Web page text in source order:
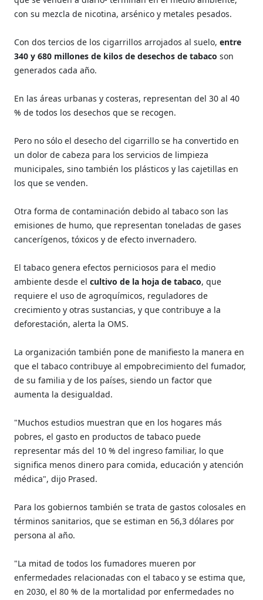
con su mezcla de nicotina, arsénico y metales pesados.
Con dos tercios de los cigarrillos arrojados al suelo,entre
340 y 680 millones de kilos de desechos de tabaco son
generados cada año.
En las áreas urbanas y costeras, representan del 30 al 40
% de todos los desechos que se recogen.
Pero no sólo el desecho del cigarrillo se ha convertido en
un dolor de cabeza para los servicios de limpieza
municipales, sino también los plásticos y las cajetillas en
los que se venden.
Otra forma de contaminación debido al tabaco son las
emisiones de humo, que representan toneladas de gases
cancerígenos, tóxicos y de efecto invernadero.
El tabaco genera efectos perniciosos para el medio
ambiente desde elcultivo de la hoja de tabaco, que
requiere el uso de agroquímicos, reguladores de
crecimiento y otras sustancias, y que contribuye a la
deforestación, alerta la OMS.
La organización también pone de manifiesto la manera en
que el tabaco contribuye al empobrecimiento del fumador,
de su familia y de los países, siendo un factor que
aumenta la desigualdad.
"Muchos estudios muestran que en los hogares más
pobres, el gasto en productos de tabaco puede
representar más del 10 % del ingreso familiar, lo que
significa menos dinero para comida, educación y atención
médica", dijo Prased.
Para los gobiernos también se trata de gastos colosales en
términos sanitarios, que se estiman en 56,3 dólares por
persona al año.
"La mitad de todos los fumadores mueren por
enfermedades relacionadas con el tabaco y se estima que,
en 2030, el 80 % de la mortalidad por enfermedades no